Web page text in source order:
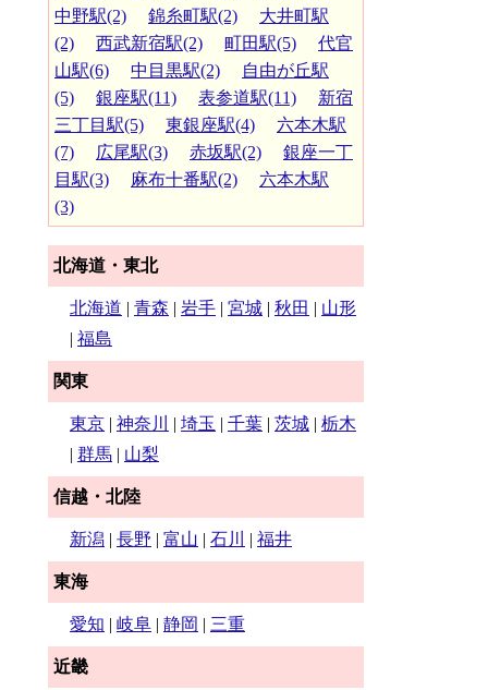
中野駅(2)
錦糸町駅(2)
大井町駅
(2)
西武新宿駅(2) 町田駅(5)
代官
山駅(6)
中目黒駅(2)
自由が丘駅
(5)
銀座駅(11) 表参道駅(11)
新宿
三丁目駅(5)
東銀座駅(4)
六本木駅
(7)
広尾駅(3) 赤坂駅(2)
銀座一丁
目駅(3)
麻布十番駅(2)
六本木駅
(3)
北海道・東北
北海道 | 青森 | 岩手 | 宮城 | 秋田 | 山形
| 福島
関東
東京 | 神奈川 | 埼玉 | 千葉 | 茨城 | 栃木
| 群馬 | 山梨
信越・北陸
新潟 | 長野 | 富山 | 石川 | 福井
東海
愛知 | 岐阜 | 静岡 | 三重
近畿